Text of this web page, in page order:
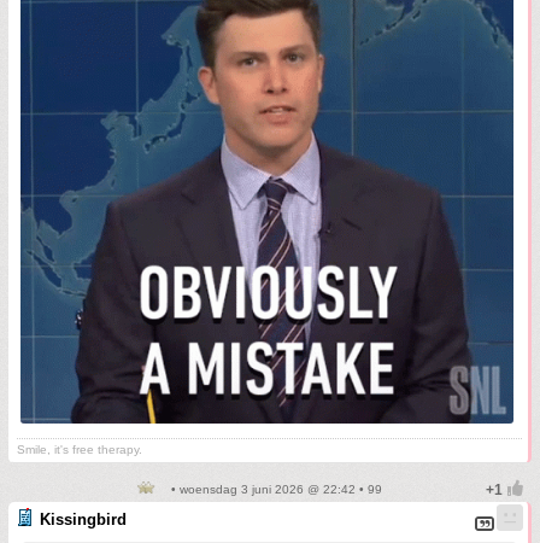
Smile, it's free therapy.
• woensdag 3 juni 2026 @ 22:42 • 99
Kissingbird